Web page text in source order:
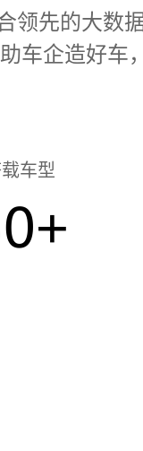
领先的大数
车企造好车
车型